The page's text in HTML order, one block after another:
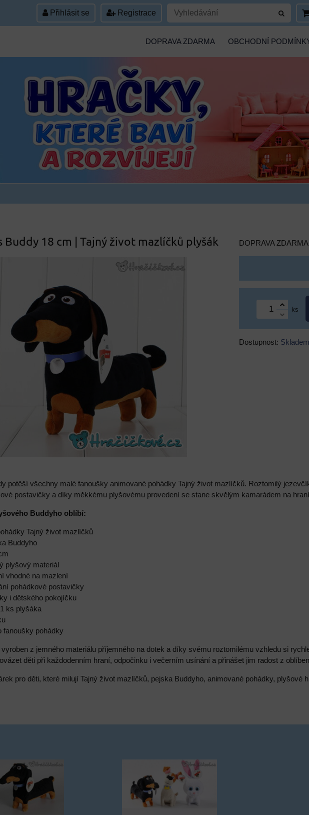
Přihlásit se Registrace
DOPRAVA ZDARMA OBCHODNÍ
Buddy 18 cm | Tajný život mazlíčků plyšák DOPRAVA ZDARMA
ks
Dostupnost:
potěší všechny malé fanoušky animované pohádky Tajný život mazlíčků. Roztomilý
postavičky a díky měkkému plyšovému provedení se stane skvělým kamarádem na
Buddyho oblíbí:
Tajný život mazlíčků
Buddyho
plyšový materiál
vhodné na mazlení
pohádkové postavičky
i dětského pokojíčku
ks plyšáka
fanoušky pohádky
z jemného materiálu příjemného na dotek a díky svému roztomilému vzhledu si
děti při každodenním hraní, odpočinku i večerním usínání a přinášet jim radost z
pro děti, které milují Tajný život mazlíčků, pejska Buddyho, animované pohádky, plyšové